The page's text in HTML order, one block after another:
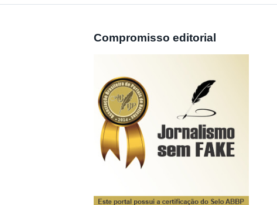
Compromisso editorial